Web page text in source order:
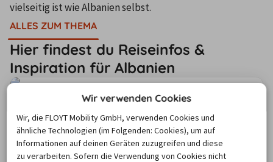
vielseitig ist wie Albanien selbst.
ALLES ZUM THEMA
Hier findest du Reiseinfos &
Inspiration für Albanien
Wir verwenden Cookies
Wir, die FLOYT Mobility GmbH, verwenden Cookies und
ähnliche Technologien (im Folgenden: Cookies), um auf
Informationen auf deinen Geräten zuzugreifen und diese
zu verarbeiten. Sofern die Verwendung von Cookies nicht